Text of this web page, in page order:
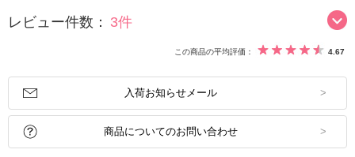
レビュー件数： 3件
この商品の平均評価： 4.67
入荷お知らせメール
商品についてのお問い合わせ